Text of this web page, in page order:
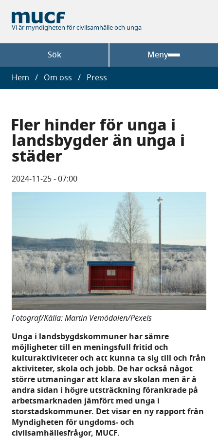
huvudinnehåll
Vi är myndigheten för civilsamhälle och unga
Sök Meny
Länkstig
Hem Om oss Press
Fler hinder för unga i
landsbygder än unga i
städer
2024-11-25 - 07:00
Fotograf/Källa: Martin Vemödalen/Pexels
Unga i landsbygdskommuner har sämre
möjligheter till en meningsfull fritid och
kulturaktiviteter och att kunna ta sig till och från
aktiviteter, skola och jobb. De har också något
större utmaningar att klara av skolan men är å
andra sidan i högre utsträckning förankrade på
arbetsmarknaden jämfört med unga i
storstadskommuner. Det visar en ny rapport från
Myndigheten för ungdoms- och
civilsamhällesfrågor, MUCF.